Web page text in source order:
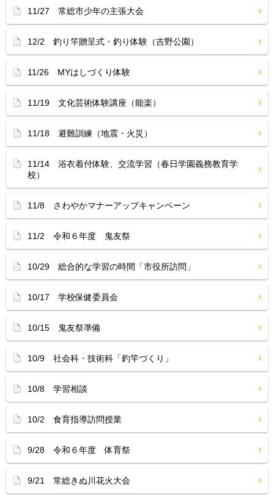
11/27 常総市少年の主張大会
12/2 釣り竿贈呈式・釣り体験（吉野公園）
11/26 MYはしづくり体験
11/19 文化芸術体験講座（能楽）
11/18 避難訓練（地震・火災）
11/14 浴衣着付体験、交流学習（春日学園義務教育学
校）
11/8 さわやかマナーアップキャンペーン
11/2 令和６年度 鬼友祭
10/29 総合的な学習の時間「市役所訪問」
10/17 学校保健委員会
10/15 鬼友祭準備
10/9 社会科・技術科「釣竿づくり」
10/8 学習相談
10/2 食育指導訪問授業
9/28 令和６年度 体育祭
9/21 常総きぬ川花火大会